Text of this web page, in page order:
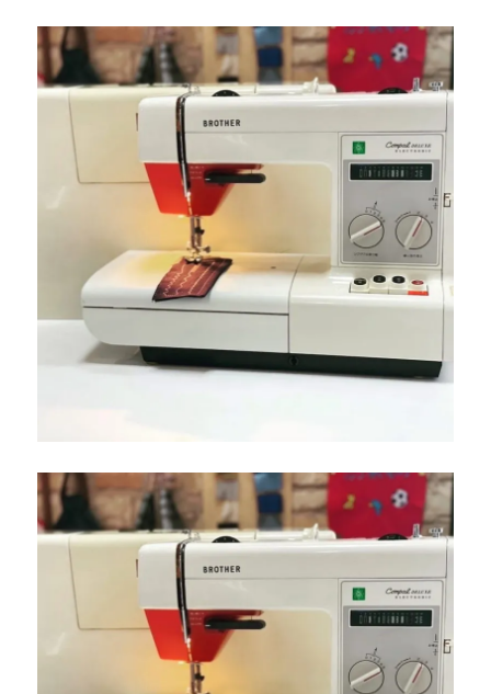
調
☆
遠
賀
郡
岡
客
様
り
預
か
致
ま
し
た